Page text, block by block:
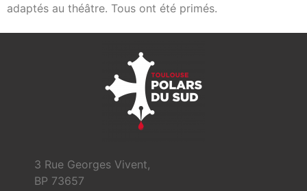
adaptés au théâtre. Tous ont été primés.
3 Rue Georges Vivent,
BP 73657